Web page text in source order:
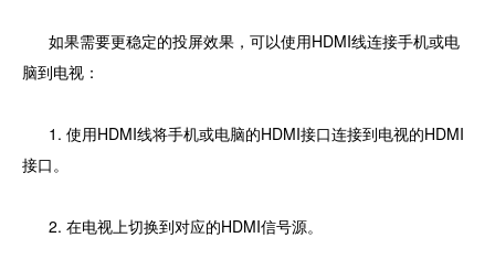
如果需要更稳定的投屏效果，可以使用HDMI线连接手机或电
脑到电视：
1. 使用HDMI线将手机或电脑的HDMI接口连接到电视的HDMI
接口。
2. 在电视上切换到对应的HDMI信号源。